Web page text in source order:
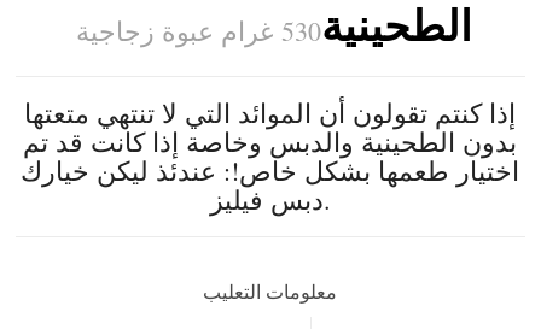
الطحينية530 غرام عبوة زجاجية
إذا كنتم تقولون أن الموائد التي لا تنتهي متعتها
بدون الطحينية والدبس وخاصة إذا كانت قد تم
اختيار طعمها بشكل خاص!: عندئذ ليكن خيارك
دبس فيليز.
معلومات التعليب